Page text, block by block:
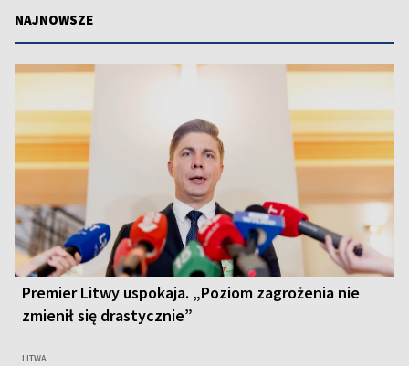
NAJNOWSZE
Premier Litwy uspokaja. „Poziom zagrożenia nie
zmienił się drastycznie”
LITWA